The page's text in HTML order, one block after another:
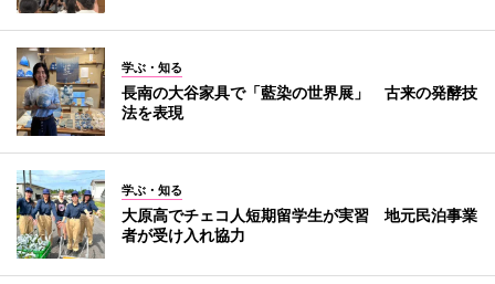
学ぶ・知る
長南の大谷家具で「藍染の世界展」 古来の発酵技
法を表現
学ぶ・知る
大原高でチェコ人短期留学生が実習 地元民泊事業
者が受け入れ協力